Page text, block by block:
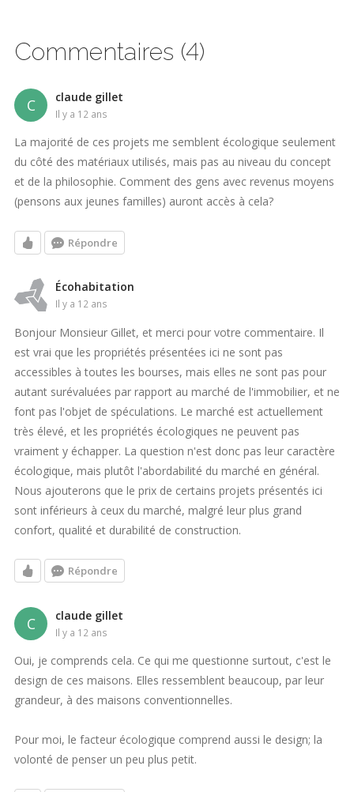
Commentaires (4)
C claude gillet
il y a 12 ans
La majorité de ces projets me semblent écologique seulement
du côté des matériaux utilisés, mais pas au niveau du concept
et de la philosophie. Comment des gens avec revenus moyens
(pensons aux jeunes familles) auront accès à cela?
Répondre
Écohabitation
il y a 12 ans
Bonjour Monsieur Gillet, et merci pour votre commentaire. Il
est vrai que les propriétés présentées ici ne sont pas
accessibles à toutes les bourses, mais elles ne sont pas pour
autant surévaluées par rapport au marché de l'immobilier, et ne
font pas l'objet de spéculations. Le marché est actuellement
très élevé, et les propriétés écologiques ne peuvent pas
vraiment y échapper. La question n'est donc pas leur caractère
écologique, mais plutôt l'abordabilité du marché en général.
Nous ajouterons que le prix de certains projets présentés ici
sont inférieurs à ceux du marché, malgré leur plus grand
confort, qualité et durabilité de construction.
Répondre
C claude gillet
il y a 12 ans
Oui, je comprends cela. Ce qui me questionne surtout, c'est le
design de ces maisons. Elles ressemblent beaucoup, par leur
grandeur, à des maisons conventionnelles.
Pour moi, le facteur écologique comprend aussi le design; la
volonté de penser un peu plus petit.